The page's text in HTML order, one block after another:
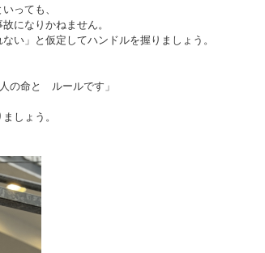
っても、
になりかねません。
い」と仮定してハンドルを握りましょう。
の命と ルールです」
しょう。